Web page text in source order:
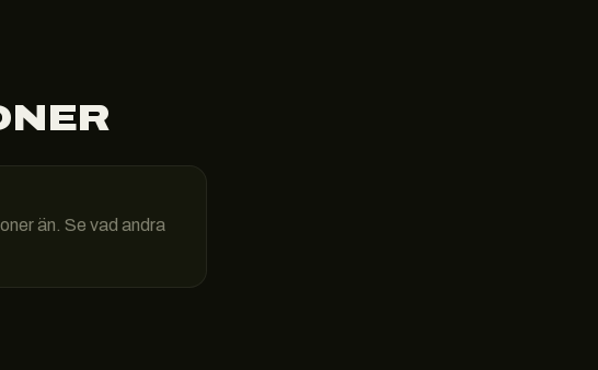
än. Se vad andra